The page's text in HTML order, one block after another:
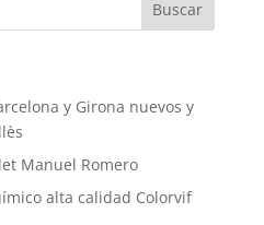
y Girona nuevos y
Manuel Romero
alta calidad Colorvif